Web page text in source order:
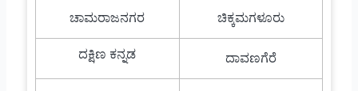
ಚಾಮರಾಜನಗರ ಚಿಕ್ಕಮಗಳೂರು
ದಕ್ಷಿಣ ಕನ್ನಡ ದಾವಣಗೆರೆ